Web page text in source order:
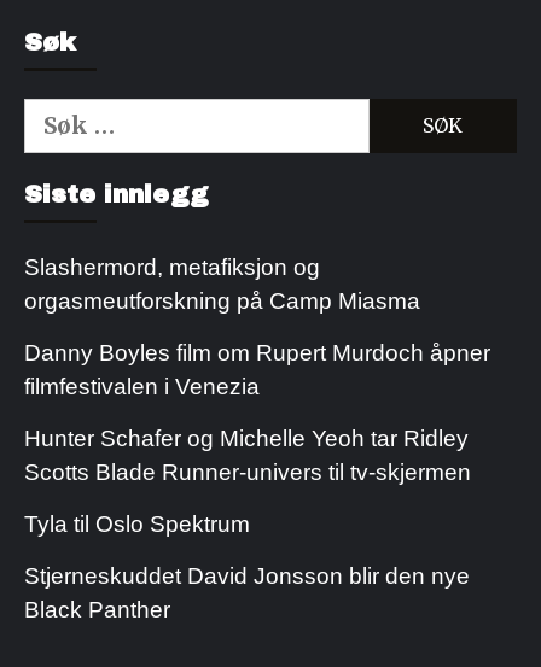
Søk
Søk
etter:
Siste innlegg
Slashermord, metafiksjon og
orgasmeutforskning på Camp Miasma
Danny Boyles film om Rupert Murdoch åpner
filmfestivalen i Venezia
Hunter Schafer og Michelle Yeoh tar Ridley
Scotts Blade Runner-univers til tv-skjermen
Tyla til Oslo Spektrum
Stjerneskuddet David Jonsson blir den nye
Black Panther